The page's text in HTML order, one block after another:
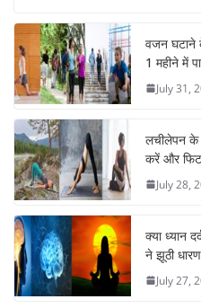
c
e
b
o
o
k
itt
er e
वजन घटाने
1 महीने में
July 31,
लचीलेपन के
करें और
July 28,
क्या ध्यान
ने झूठी
July 27,